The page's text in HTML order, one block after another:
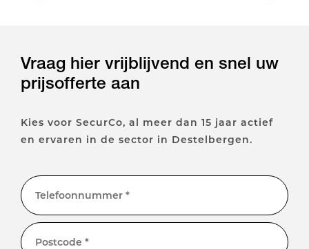
Vraag hier vrijblijvend en snel uw
prijsofferte aan
Kies voor SecurCo, al meer dan 15 jaar actief
en ervaren in de sector in Destelbergen.
Telefoonnummer *
Postcode *